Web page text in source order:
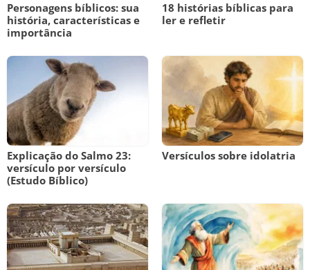
Personagens bíblicos: sua
história, características e
importância
18 histórias bíblicas para
ler e refletir
Explicação do Salmo 23:
versículo por versículo
(Estudo Bíblico)
Versículos sobre idolatria